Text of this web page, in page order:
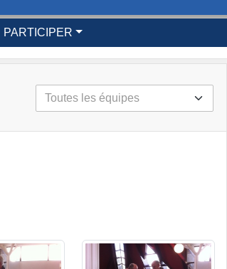
PARTICIPER